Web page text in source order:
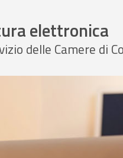
elettronica
delle Camere di